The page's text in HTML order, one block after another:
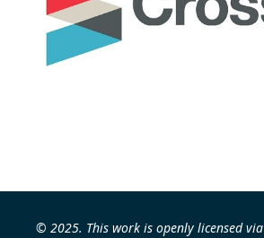
© 2025. This work is openly licensed via